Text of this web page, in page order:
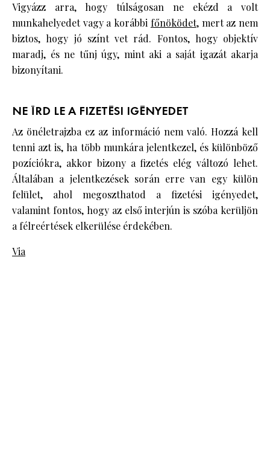
Vigyázz arra, hogy túlságosan ne ekézd a volt
munkahelyedet vagy a korábbi főnöködet, mert az nem
biztos, hogy jó színt vet rád. Fontos, hogy objektív
maradj, és ne tűnj úgy, mint aki a saját igazát akarja
bizonyítani.
NE ÍRD LE A FIZETÉSI IGÉNYEDET
Az önéletrajzba ez az információ nem való. Hozzá kell
tenni azt is, ha több munkára jelentkezel, és különböző
pozíciókra, akkor bizony a fizetés elég változó lehet.
Általában a jelentkezések során erre van egy külön
felület, ahol megoszthatod a fizetési igényedet,
valamint fontos, hogy az első interjún is szóba kerüljön
a félreértések elkerülése érdekében.
Via